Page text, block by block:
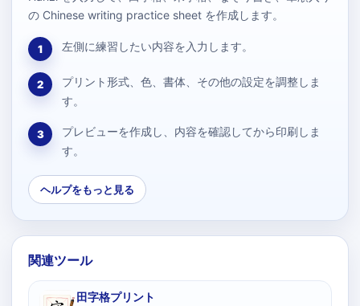
の Chinese writing practice sheet を作成します。
1 左側に練習したい内容を入力します。
2
プリント形式、色、書体、その他の設定を調整しま
す。
3
プレビューを作成し、内容を確認してから印刷しま
す。
ヘルプをもっと見る
関連ツール
田字格プリント